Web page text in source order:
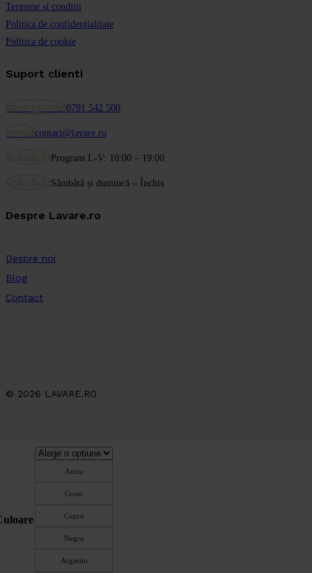
Auriu
Crom
Cupru
Negru
Argintiu
Termene și condiții
Politica de confidențialitate
Politica de cookie
Suport clienti
0791 542 500
contact@lavare.ro
Program L-V: 10:00 – 19:00
Sâmbătă și dumincă – Închis
Despre Lavare.ro
Despre noi
Blog
Contact
© 2026 LAVARE.RO